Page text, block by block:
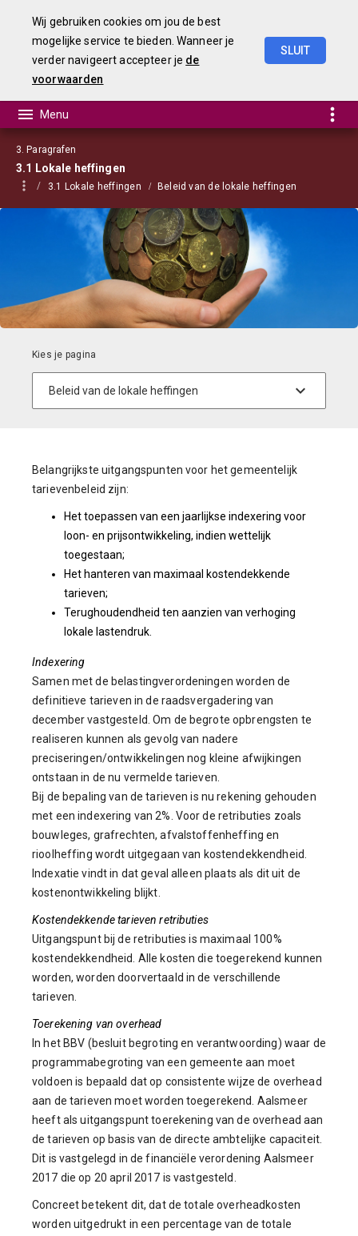
Wij gebruiken cookies om jou de best
mogelijke service te bieden. Wanneer je
verder navigeert accepteer je de
voorwaarden
SLUIT
3. Paragrafen
3.1 Lokale heffingen
3.1 Lokale heffingen Beleid van de lokale heffingen
Belangrijkste uitgangspunten voor het gemeentelijk
tarievenbeleid zijn:
Het toepassen van een jaarlijkse indexering voor
loon- en prijsontwikkeling, indien wettelijk
toegestaan;
Het hanteren van maximaal kostendekkende
tarieven;
Terughoudendheid ten aanzien van verhoging
lokale lastendruk.
Indexering
Samen met de belastingverordeningen worden de
definitieve tarieven in de raadsvergadering van
december vastgesteld. Om de begrote opbrengsten te
realiseren kunnen als gevolg van nadere
preciseringen/ontwikkelingen nog kleine afwijkingen
ontstaan in de nu vermelde tarieven.
Bij de bepaling van de tarieven is nu rekening gehouden
met een indexering van 2%. Voor de retributies zoals
bouwleges, grafrechten, afvalstoffenheffing en
rioolheffing wordt uitgegaan van kostendekkendheid.
Indexatie vindt in dat geval alleen plaats als dit uit de
kostenontwikkeling blijkt.
Kostendekkende tarieven retributies
Uitgangspunt bij de retributies is maximaal 100%
kostendekkendheid. Alle kosten die toegerekend kunnen
worden, worden doorvertaald in de verschillende
tarieven.
Toerekening van overhead
In het BBV (besluit begroting en verantwoording) waar de
programmabegroting van een gemeente aan moet
voldoen is bepaald dat op consistente wijze de overhead
aan de tarieven moet worden toegerekend. Aalsmeer
heeft als uitgangspunt toerekening van de overhead aan
de tarieven op basis van de directe ambtelijke capaciteit.
Dit is vastgelegd in de financiële verordening Aalsmeer
2017 die op 20 april 2017 is vastgesteld.
Concreet betekent dit, dat de totale overheadkosten
worden uitgedrukt in een percentage van de totale